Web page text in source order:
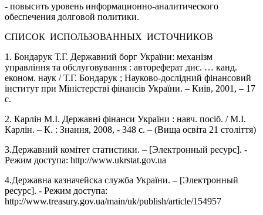
- повысить уровень информационно-аналитического
обеспечения долговой политики.
СПИСОК ИСПОЛЬЗОВАННЫХ ИСТОЧНИКОВ
1. Бондарук Т.Г. Державний борг України: механізм
управління та обслуговування : автореферат дис. … канд.
економ. наук / Т.Г. Бондарук ; Науково-дослідний фінансовий
інститут при Міністерстві фінансів України. – Київ, 2001, – 17
с.
2. Карлін М.І. Державні фінанси України : навч. посіб. / М.І.
Карлін. – К. : Знання, 2008, - 348 с. – (Вища освіта 21 століття)
3.Державний комітет статистики. – [Электронный ресурс]. -
Режим доступа: http://www.ukrstat.gov.ua
4.Державна казначейска служба України. – [Электронный
ресурс]. - Режим доступа:
http://www.treasury.gov.ua/main/uk/publish/article/154957